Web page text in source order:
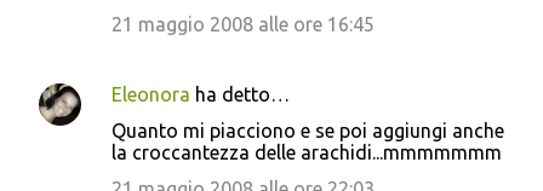
21 maggio 2008 alle ore 16:45
Eleonora ha detto…
Quanto mi piacciono e se poi aggiungi anche
la croccantezza delle arachidi...mmmmmmm